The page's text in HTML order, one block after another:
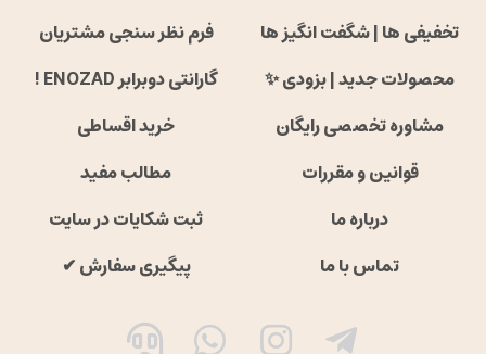
تخفیفی ها | شگفت انگیز ها
فرم نظر سنجی مشتریان
محصولات جدید | بزودی ✨
گارانتی دوبرابر ENOZAD !
مشاوره تخصصی رایگان
خرید اقساطی
قوانین و مقررات
مطالب مفید
درباره ما
ثبت شکایات در سایت
تماس با ما
پیگیری سفارش ✔